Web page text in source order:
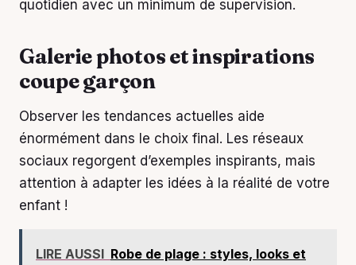
quotidien avec un minimum de supervision.
Galerie photos et inspirations
coupe garçon
Observer les tendances actuelles aide
énormément dans le choix final. Les réseaux
sociaux regorgent d’exemples inspirants, mais
attention à adapter les idées à la réalité de votre
enfant !
LIRE AUSSI Robe de plage : styles, looks et